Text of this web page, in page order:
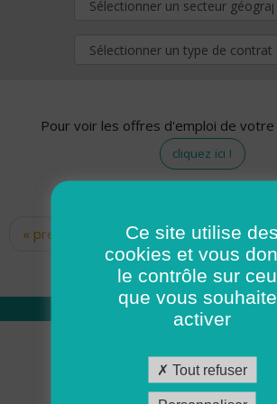
Pour voir les offres d'emploi de
cliquez ici !
Pages
« premier ‹ précédent … 10
14 15 16
Qui sommes nous
Académie ADMR
Ce site utilise des
cookies et vous
le contrôle sur
que vous
activer
Tout refuser